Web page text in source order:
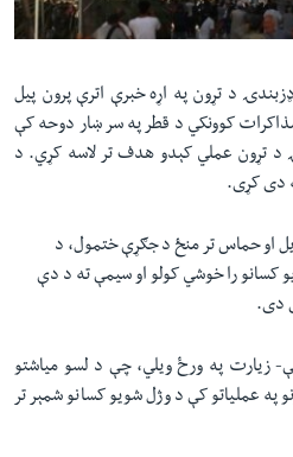
د تړون په اړه خبرې اترې پرون پیل
کوونکي د قطر په سر ښار دوحه کې
د تړون عملي کېدو هدف تر لاسه کړي. د
دی کړی.
او حماس تر منځ د جګړې ختمول، د
کسانو را خوشي کولو او سیمې ته د دې
دی.
زیارت په ورځ ویلي، چې د لسو میاشتو
په عملیاتو کې د وژل شویو کسانو شمېر تر